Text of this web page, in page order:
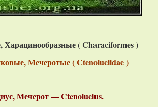
Харацинообразные ( Characiformes)
Мечеротые ( Ctenoluciidae )
Мечерот — Ctenolucius.